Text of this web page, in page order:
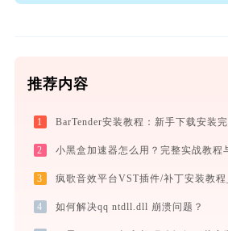
推荐内容
1 BarTender安装教程：新手下载安装
2 小黑盒加速器怎么用？完整实战教程
3
4 如何解决qq ntdll.dll 崩溃问题？